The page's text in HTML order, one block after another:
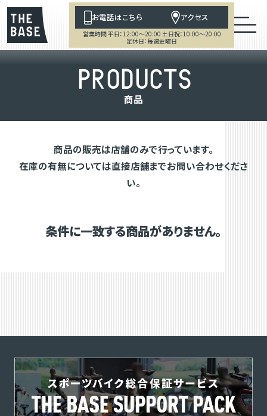
お電話はこちら アクセス
営業時間 平日：12:00～20:00 土日祝：10:00～20:00
定休日：毎週金曜日
PRODUCTS
商品
商品の販売は店舗のみで行っています。
在庫の有無については直接店舗までお問い合わせくださ
い。
条件に一致する商品がありません。